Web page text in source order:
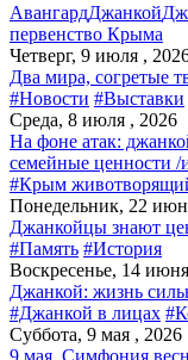
АвангардДжанкой
первенство Крыма
Четверг, 9 июля ,
Два мира, согретые
#Новости #Выставки
Среда, 8 июля , 2026
На фоне атак:
семейные ценности /
#Крым
Понедельник, 22
Джанкойцы знают
#Память #История
Воскресенье, 14
Джанкой: жизнь
#Джанкой в лицах
Суббота, 9 мая , 2026
9 мая. Симфония